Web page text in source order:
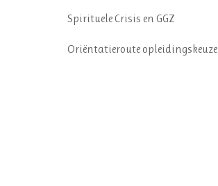
Spirituele Crisis en GGZ
Oriëntatieroute opleidingskeuze